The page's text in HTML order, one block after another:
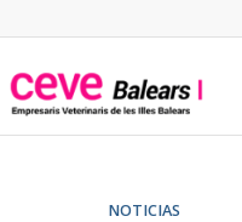
NOTICIAS